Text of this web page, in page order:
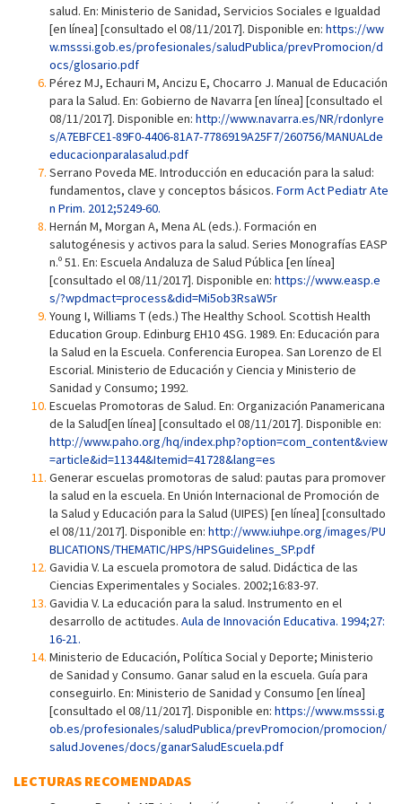
salud. En: Ministerio de Sanidad, Servicios Sociales e Igualdad
[en línea] [consultado el 08/11/2017]. Disponible en: https://ww
w.msssi.gob.es/profesionales/saludPublica/prevPromocion/d
ocs/glosario.pdf
Pérez MJ, Echauri M, Ancizu E, Chocarro J. Manual de Educación
para la Salud. En: Gobierno de Navarra [en línea] [consultado el
08/11/2017]. Disponible en: http://www.navarra.es/NR/rdonlyre
s/A7EBFCE1-89F0-4406-81A7-7786919A25F7/260756/MANUALde
educacionparalasalud.pdf
Serrano Poveda ME. Introducción en educación para la salud:
fundamentos, clave y conceptos básicos. Form Act Pediatr Ate
n Prim. 2012;5249-60.
Hernán M, Morgan A, Mena AL (eds.). Formación en
salutogénesis y activos para la salud. Series Monografías EASP
n.º 51. En: Escuela Andaluza de Salud Pública [en línea]
[consultado el 08/11/2017]. Disponible en: https://www.easp.e
s/?wpdmact=process&did=Mi5ob3RsaW5r
Young I, Williams T (eds.) The Healthy School. Scottish Health
Education Group. Edinburg EH10 4SG. 1989. En: Educación para
la Salud en la Escuela. Conferencia Europea. San Lorenzo de El
Escorial. Ministerio de Educación y Ciencia y Ministerio de
Sanidad y Consumo; 1992.
Escuelas Promotoras de Salud. En: Organización Panamericana
de la Salud[en línea] [consultado el 08/11/2017]. Disponible en:
http://www.paho.org/hq/index.php?option=com_content&view
=article&id=11344&Itemid=41728&lang=es
Generar escuelas promotoras de salud: pautas para promover
la salud en la escuela. En Unión Internacional de Promoción de
la Salud y Educación para la Salud (UIPES) [en línea] [consultado
el 08/11/2017]. Disponible en: http://www.iuhpe.org/images/PU
BLICATIONS/THEMATIC/HPS/HPSGuidelines_SP.pdf
Gavidia V. La escuela promotora de salud. Didáctica de las
Ciencias Experimentales y Sociales. 2002;16:83-97.
Gavidia V. La educación para la salud. Instrumento en el
desarrollo de actitudes. Aula de Innovación Educativa. 1994;27:
16-21.
Ministerio de Educación, Política Social y Deporte; Ministerio
de Sanidad y Consumo. Ganar salud en la escuela. Guía para
conseguirlo. En: Ministerio de Sanidad y Consumo [en línea]
[consultado el 08/11/2017]. Disponible en: https://www.msssi.g
ob.es/profesionales/saludPublica/prevPromocion/promocion/
saludJovenes/docs/ganarSaludEscuela.pdf
LECTURAS RECOMENDADAS